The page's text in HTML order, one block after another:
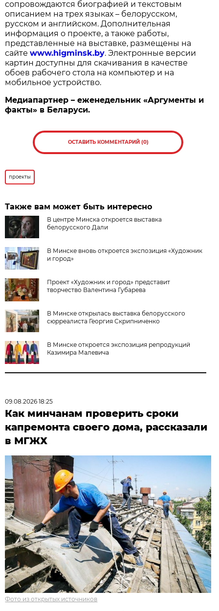
сопровождаются биографией и текстовым
описанием на трех языках – белорусском,
русском и английском. Дополнительная
информация о проекте, а также работы,
представленные на выставке, размещены на
сайтеwww.higminsk.by. Электронные версии
картин доступны для скачивания в качестве
обоев рабочего стола на компьютер и на
мобильное устройство.
Медиапартнер – еженедельник «Аргументы и
факты» в Беларуси.
ОСТАВИТЬ КОММЕНТАРИЙ (0)
проекты
Также вам может быть интересно
В центре Минска откроется выставка
белорусского Дали
В Минске вновь откроется экспозиция «Художник
и город»
Проект «Художник и город» представит
творчество Валентина Губарева
В Минске открылась выставка белорусского
сюрреалиста Георгия Скрипниченко
В Минске откроется экспозиция репродукций
Казимира Малевича
09.08.2026 18:25
Как минчанам проверить сроки
капремонта своего дома, рассказали
в МГЖХ
Фото из открытых источников